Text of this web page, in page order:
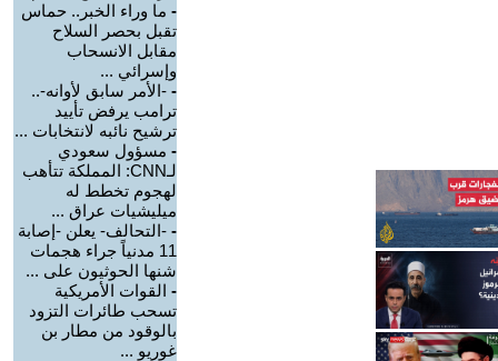
- ما وراء الخبر.. حماس
تقبل بحصر السلاح
مقابل الانسحاب
وإسرائي ...
- -الأمر سابق لأوانه-..
ترامب يرفض تأييد
ترشيح نائبه لانتخابات ...
- مسؤول سعودي
لـCNN: المملكة تتأهب
لهجوم تخطط له
ميليشيات عراق ...
- -التحالف- يعلن -إصابة
11 مدنياً جراء هجمات
شنها الحوثيون على ...
- القوات الأمريكية
تسحب طائرات التزود
بالوقود من مطار بن
غوريو ...